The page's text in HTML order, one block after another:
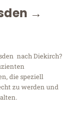
→
nach Diekirch?
die speziell
zu werden und